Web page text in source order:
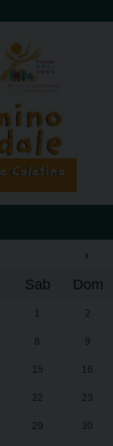
›
Sab Dom
1 2
8 9
15 16
22 23
29 30